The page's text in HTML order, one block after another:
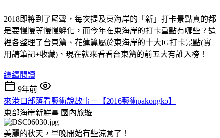
2018即將到了尾聲，每次提及東海岸的「新」打卡景點真的都
是要慢慢等慢慢孵化，而今年在東海岸的打卡重點有哪些？這
裡各整理了台東篇、花蓮篇屬於東海岸的十大IG打卡景點(實
用請筆記+收藏)，現在就來看看台東篇的前五大有誰入榜！
繼續閱讀
9年前
來港口部落看藝術說故事－【2016藝術pakongko】
東部海岸新鮮事 國內旅遊
美麗的秋天，早晚開始有些涼意了！